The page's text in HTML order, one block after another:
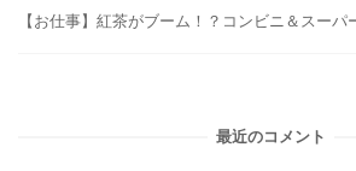
【お仕事】紅茶がブーム！？コンビニ＆スー
最近のコメント